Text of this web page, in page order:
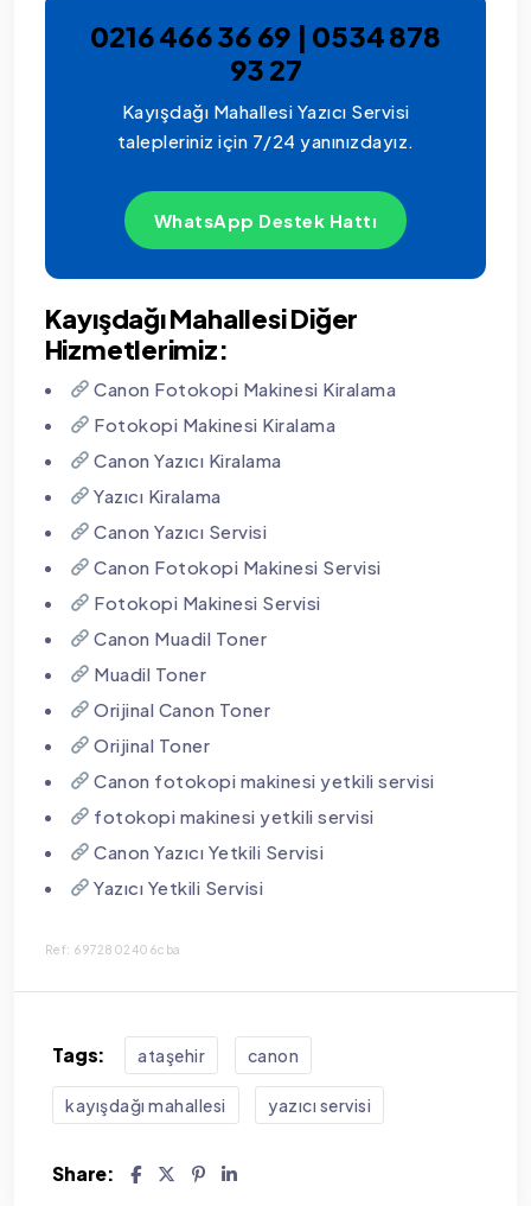
0216 466 36 69 | 0534 878
93 27
Kayışdağı Mahallesi Yazıcı Servisi
talepleriniz için 7/24 yanınızdayız.
WhatsApp Destek Hattı
Kayışdağı Mahallesi Diğer
Hizmetlerimiz:
Canon Fotokopi Makinesi Kiralama
Fotokopi Makinesi Kiralama
Canon Yazıcı Kiralama
Yazıcı Kiralama
Canon Yazıcı Servisi
Canon Fotokopi Makinesi Servisi
Fotokopi Makinesi Servisi
Canon Muadil Toner
Muadil Toner
Orijinal Canon Toner
Orijinal Toner
Canon fotokopi makinesi yetkili servisi
fotokopi makinesi yetkili servisi
Canon Yazıcı Yetkili Servisi
Yazıcı Yetkili Servisi
Ref: 6972802406cba
Tags: ataşehir canon
kayışdağı mahallesi yazıcı servisi
Share: